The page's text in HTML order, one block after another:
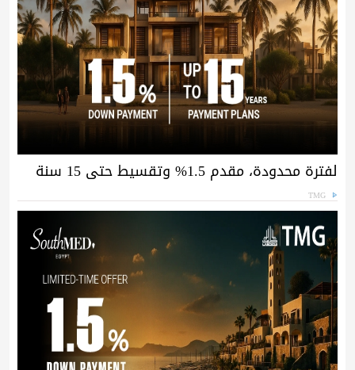
لفترة محدودة، مقدم 1.5% وتقسيط حتى 15 سنة
TMG